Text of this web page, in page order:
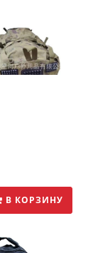
В КОРЗИНУ